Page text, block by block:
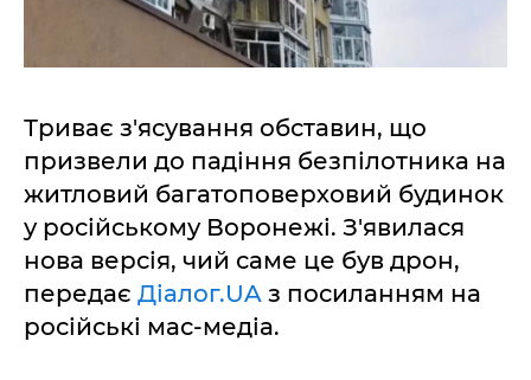
Триває з'ясування обставин, що
призвели до падіння безпілотника на
житловий багатоповерховий будинок
у російському Воронежі. З'явилася
нова версія, чий саме це був дрон,
передає Діалог.UA з посиланням на
російські мас-медіа.